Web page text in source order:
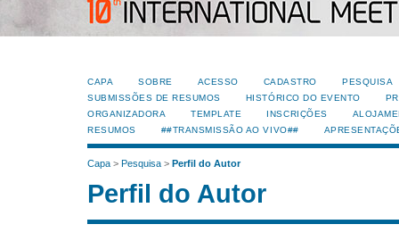
CAPA SOBRE ACESSO CADASTRO
PESQUISA
SUBMISSÕES DE RESUMOS
HISTÓRICO DO EVENTO
ORGANIZADORA
TEMPLATE INSCRIÇÕES
RESUMOS
##TRANSMISSÃO AO VIVO##
Capa > Pesquisa > Perfil do Autor
Perfil do Autor